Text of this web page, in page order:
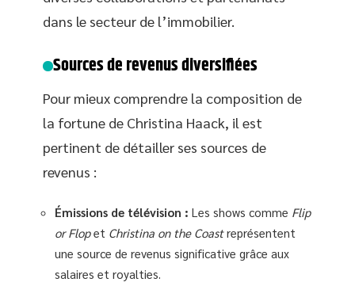
dans le secteur de l’immobilier.
Sources de revenus diversifiées
Pour mieux comprendre la composition de
la fortune de Christina Haack, il est
pertinent de détailler ses sources de
revenus :
Émissions de télévision : Les shows comme Flip
or Flopet Christina on the Coastreprésentent
une source de revenus significative grâce aux
salaires et royalties.